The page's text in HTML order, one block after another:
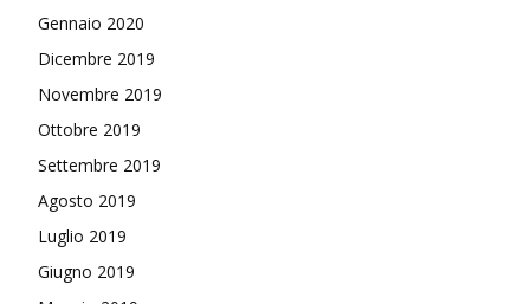
Gennaio 2020
Dicembre 2019
Novembre 2019
Ottobre 2019
Settembre 2019
Agosto 2019
Luglio 2019
Giugno 2019